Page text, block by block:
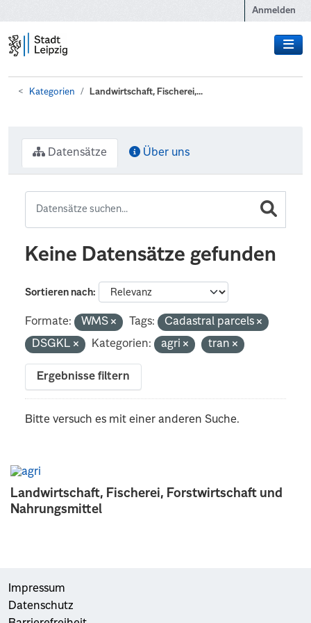
Anmelden
Kategorien Landwirtschaft, Fischerei,...
Landwirtschaft, Fischerei, Forstwirtschaft und
Nahrungsmittel
Datensätze Über uns
Keine Datensätze gefunden
Sortieren nach
Formate: WMS Tags:
Cadastral parcels
DSGKL
Kategorien: agri tran
Ergebnisse filtern
Bitte versuch es mit einer anderen Suche.
Impressum
Datenschutz